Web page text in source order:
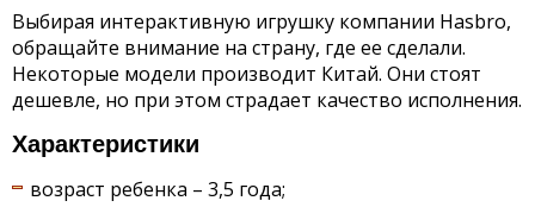
Выбирая интерактивную игрушку компании Hasbro,
обращайте внимание на страну, где ее сделали.
Некоторые модели производит Китай. Они стоят
дешевле, но при этом страдает качество исполнения.
Характеристики
возраст ребенка – 3,5 года;